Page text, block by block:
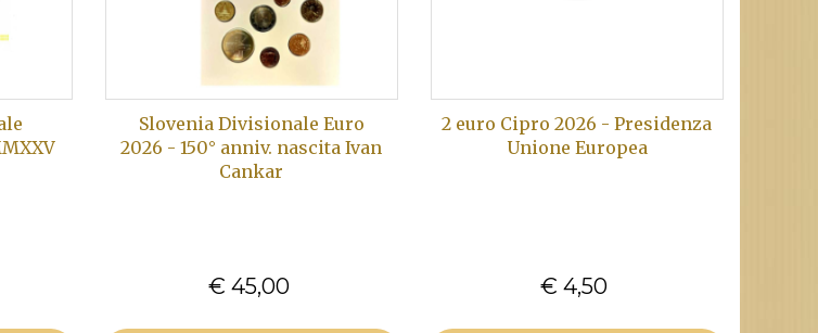
Slovenia Divisionale Euro
2026 - 150° anniv. nascita Ivan
Cankar
€ 45,00
2 euro Cipro 2026 - Presidenza
Unione Europea
€ 4,50